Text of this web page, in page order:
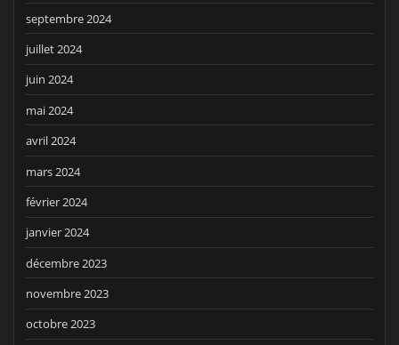
septembre 2024
juillet 2024
juin 2024
mai 2024
avril 2024
mars 2024
février 2024
janvier 2024
décembre 2023
novembre 2023
octobre 2023